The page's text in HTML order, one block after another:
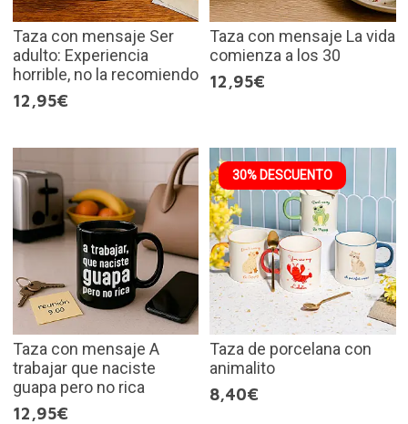
Taza con mensaje Ser
adulto: Experiencia
horrible, no la recomiendo
12,95€
Taza con mensaje La vida
comienza a los 30
12,95€
Taza con mensaje A
trabajar que naciste
guapa pero no rica
12,95€
30% DESCUENTO
Taza de porcelana con
animalito
8,40€